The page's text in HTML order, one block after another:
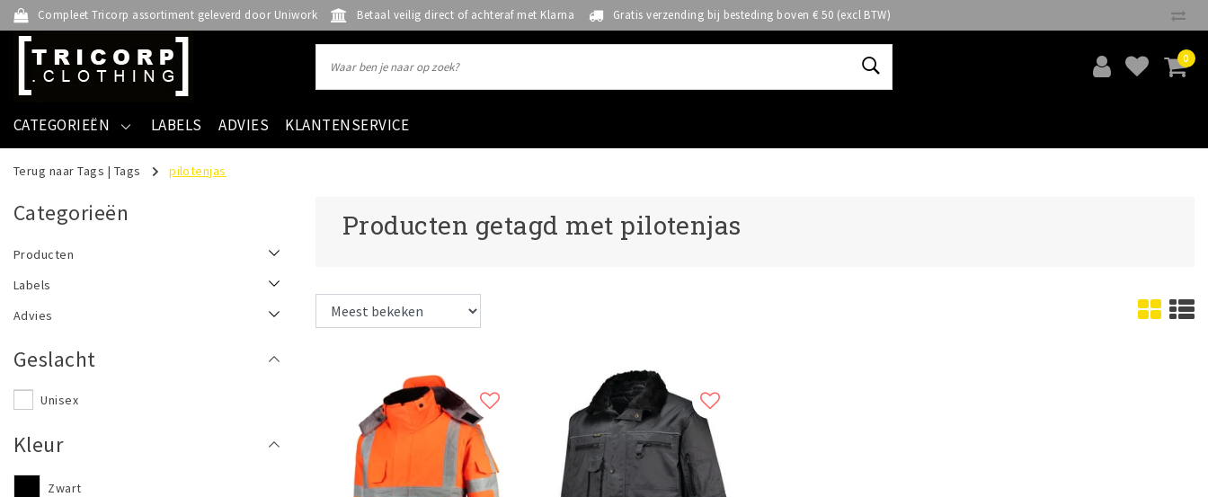
Compleet Tricorp assortiment geleverd door Uniwork Betaal veilig direct of achteraf met Klarna Gratis verzending bij besteding boven € 50 (excl BTW)
0
CATEGORIEËN LABELS ADVIES KLANTENSERVICE
Terug naar Tags | Tags pilotenjas
Categorieën
Producten
Labels
Advies
Geslacht
Unisex
Kleur
Zwart
Producten getagd met pilotenjas